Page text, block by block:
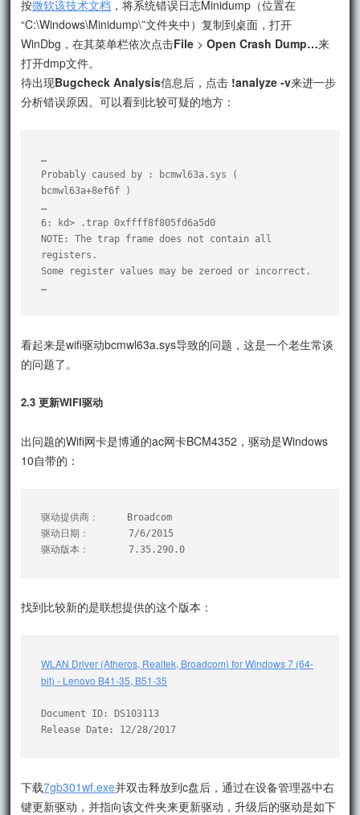
按微软该技术文档 ，将系统错误日志Minidump（位置在
“C:\Windows\Minidump\”文件夹中）复制到桌面，打开
WinDbg，在其菜单栏依次点击File >Open Crash Dump…来
打开dmp文件。
待出现Bugcheck Analysis信息后，点击 !analyze -v来进一步
分析错误原因。可以看到比较可疑的地方：
…
Probably caused by : bcmwl63a.sys (
bcmwl63a+8ef6f )
…
6: kd> .trap 0xffff8f805fd6a5d0
NOTE: The trap frame does not contain all
registers.
Some register values may be zeroed or incorrect.
…
看起来是wifi驱动bcmwl63a.sys导致的问题，这是一个老生常谈
的问题了。
2.3 更新WIFI驱动
出问题的Wifi网卡是博通的ac网卡BCM4352，驱动是Windows
10自带的：
驱动提供商：     Broadcom
驱动日期：       7/6/2015
找到比较新的是联想提供的这个版本：
WLAN Driver (Atheros, Realtek, Broadcom) for Windows 7 (64-
bit) - Lenovo B41-35, B51-35
Document ID: DS103113
Release Date: 12/28/2017
下载7gb301wf.exe并双击释放到c盘后，通过在设备管理器中右
键更新驱动，并指向该文件夹来更新驱动，升级后的驱动是如下